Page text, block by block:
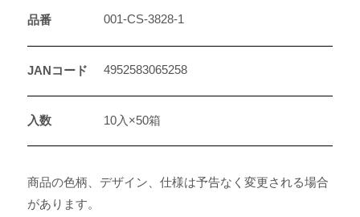
品番 001-CS-3828-1
JANコード 4952583065258
入数 10入×50箱
商品の色柄、デザイン、仕様は予告なく変更される場合
があります。